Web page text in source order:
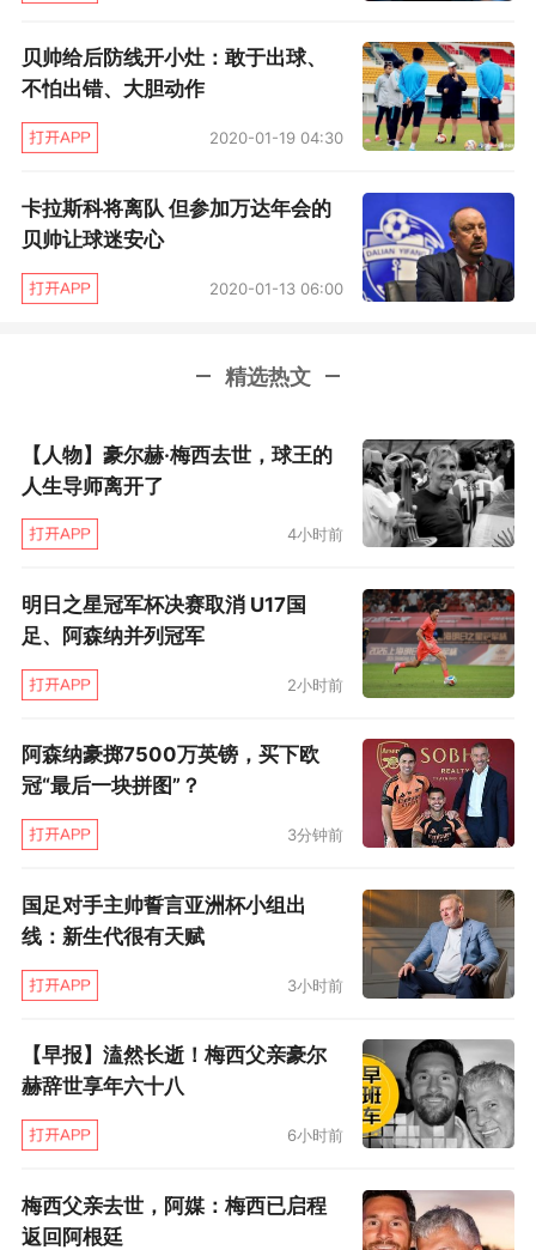
贝帅给后防线开小灶：敢于出球、
不怕出错、大胆动作
2020-01-19 04:30
卡拉斯科将离队 但参加万达年会的
贝帅让球迷安心
2020-01-13 06:00
精选热文
【人物】豪尔赫·梅西去世，球王的
人生导师离开了
4小时前
明日之星冠军杯决赛取消 U17国
足、阿森纳并列冠军
2小时前
阿森纳豪掷7500万英镑，买下欧
冠“最后一块拼图”？
3分钟前
国足对手主帅誓言亚洲杯小组出
线：新生代很有天赋
3小时前
【早报】溘然长逝！梅西父亲豪尔
赫辞世享年六十八
6小时前
梅西父亲去世，阿媒：梅西已启程
返回阿根廷